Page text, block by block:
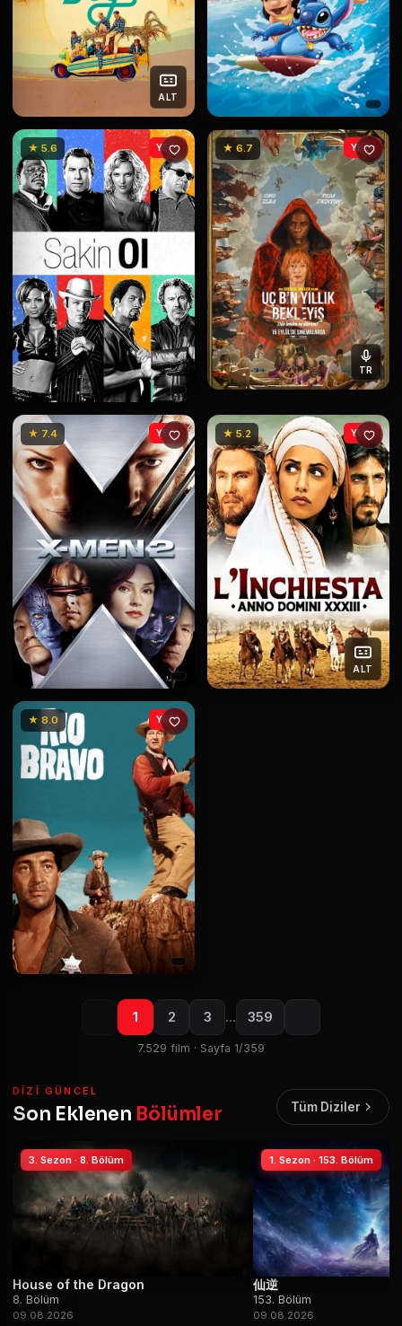
ALT
★ 5.6 YENİ ★ 6.7
TR
YENİ
★ 7.4 YENİ ★ 5.2
ALT
YENİ
★ 8.0 YENİ
1 2 3 … 359
7.529 film · Sayfa 1/359
DIZI GÜNCEL
Son Eklenen Bölümler Tüm Diziler
3. Sezon · 8. Bölüm
House of the Dragon
8. Bölüm
09.08.2026
1. Sezon · 153. Bölüm
仙逆
153. Bölüm
09.08.2026